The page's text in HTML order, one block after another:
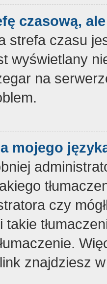
czasową,
strefa czasu
wyświetlany
na
mojego
czy
takie
znajdziesz